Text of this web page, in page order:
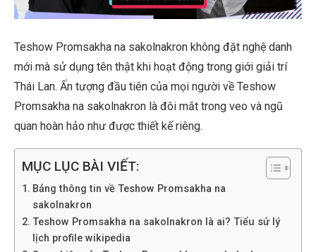
Teshow Promsakha na sakolnakron không đặt nghệ danh
mới mà sử dụng tên thật khi hoạt động trong giới giải trí
Thái Lan. Ấn tượng đầu tiên của mọi người về Teshow
Promsakha na sakolnakron là đôi mắt trong veo và ngũ
quan hoàn hảo như được thiết kế riêng.
MỤC LỤC BÀI VIẾT:
Bảng thông tin về Teshow Promsakha na
sakolnakron
Teshow Promsakha na sakolnakron là ai? Tiểu sử lý
lịch profile wikipedia